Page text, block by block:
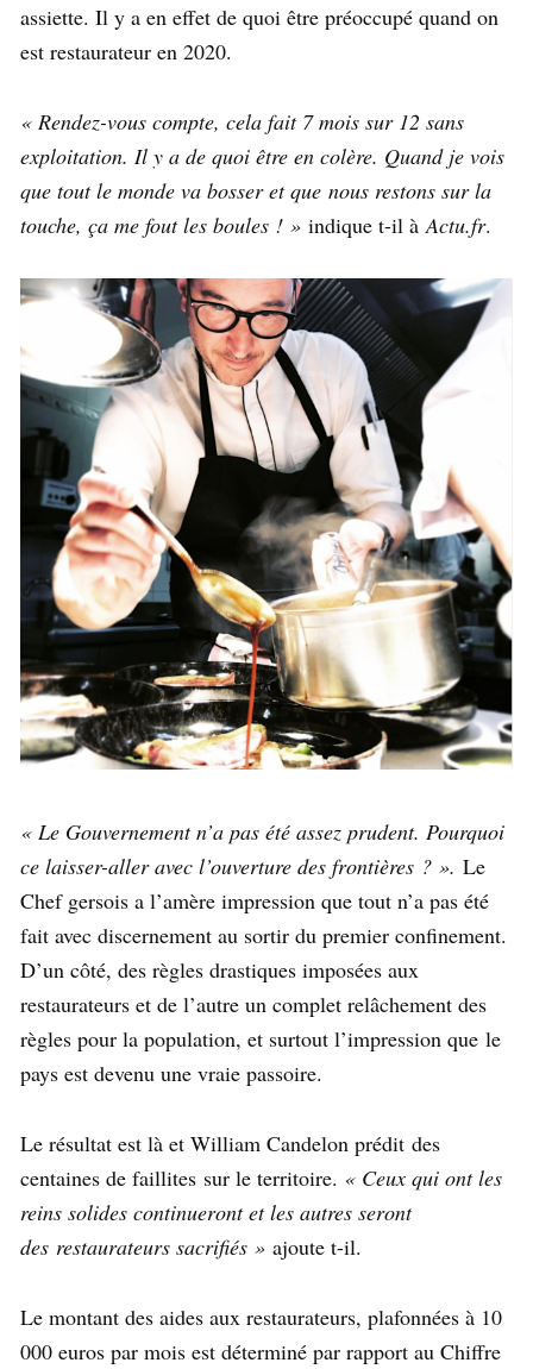
assiette. Il y a en effet de quoi être préoccupé quand on
est restaurateur en 2020.
« Rendez-vous compte, cela fait 7 mois sur 12 sans
exploitation. Il y a de quoi être en colère. Quand je vois
que tout le monde va bosser et que nous restons sur la
touche, ça me fout les boules ! » indique t-il à Actu.fr.
« Le Gouvernement n’a pas été assez prudent. Pourquoi
ce laisser-aller avec l’ouverture des frontières ? ». Le
Chef gersois a l’amère impression que tout n’a pas été
fait avec discernement au sortir du premier confinement.
D’un côté, des règles drastiques imposées aux
restaurateurs et de l’autre un complet relâchement des
règles pour la population, et surtout l’impression que le
pays est devenu une vraie passoire.
Le résultat est là et William Candelon prédit des
centaines de faillites sur le territoire. « Ceux qui ont les
reins solides continueront et les autres seront
des restaurateurs sacrifiés » ajoute t-il.
Le montant des aides aux restaurateurs, plafonnées à 10
000 euros par mois est déterminé par rapport au Chiffre